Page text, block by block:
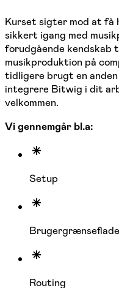
Kurset sigter mod at få
sikkert igang med
forudgående kendskab
musikproduktion på
tidligere brugt en
integrere Bitwig i dit
velkommen.
Vi gennemgår bl.a:
Setup
Routing